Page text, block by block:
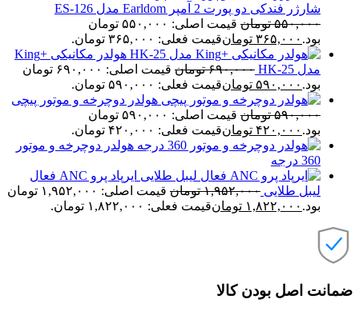
شارژر فندکی دو پورت 2 آمپر Earldom مدل ES-126
۵۵۰,۰۰۰ تومان
قیمت اصلی: ۵۵۰,۰۰۰ تومان
بود. ۳۶۵,۰۰۰ تومانقیمت فعلی: ۳۶۵,۰۰۰ تومان.
هولدر مکانیکی +King
مدل HK-25
۶۹۰,۰۰۰ تومان
قیمت اصلی: ۶۹۰,۰۰۰ تومان
بود. ۵۹۰,۰۰۰ تومانقیمت فعلی: ۵۹۰,۰۰۰ تومان.
هولدر دوچرخه و موتور پیچی
۵۹۰,۰۰۰ تومان
قیمت اصلی: ۵۹۰,۰۰۰ تومان
بود. ۴۲۰,۰۰۰ تومانقیمت فعلی: ۴۲۰,۰۰۰ تومان.
هولدر دوچرخه و موتور
360 درجه
ایرپاد پرو ANC فعال
لیبل طلایی ۱,۹۵۲,۰۰۰ تومان
قیمت اصلی: ۱,۹۵۲,۰۰۰ تومان
بود. ۱,۸۲۲,۰۰۰ تومانقیمت فعلی: ۱,۸۲۲,۰۰۰ تومان.
ضمانت اصل بودن کالا